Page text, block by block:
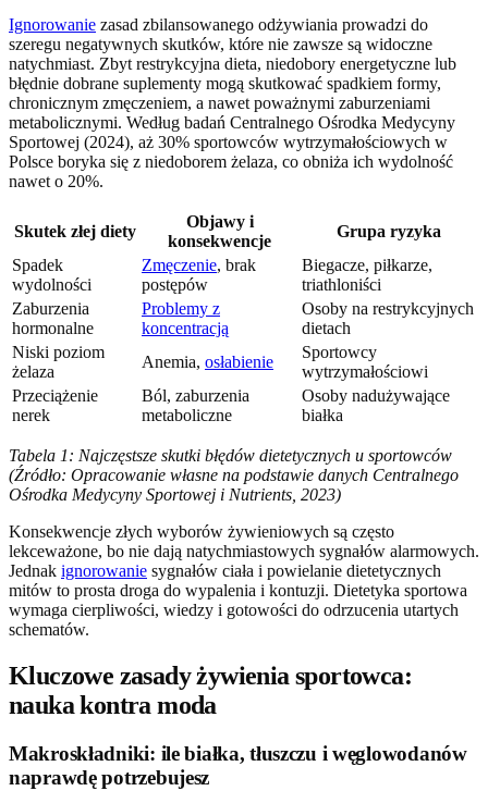
Ignorowanie zasad zbilansowanego odżywiania prowadzi do
szeregu negatywnych skutków, które nie zawsze są widoczne
natychmiast. Zbyt restrykcyjna dieta, niedobory energetyczne lub
błędnie dobrane suplementy mogą skutkować spadkiem formy,
chronicznym zmęczeniem, a nawet poważnymi zaburzeniami
metabolicznymi. Według badań Centralnego Ośrodka Medycyny
Sportowej (2024), aż 30% sportowców wytrzymałościowych w
Polsce boryka się z niedoborem żelaza, co obniża ich wydolność
nawet o 20%.
Skutek złej diety
Objawy i
konsekwencje
Grupa ryzyka
Spadek
wydolności
Zmęczenie, brak
postępów
Biegacze, piłkarze,
triathloniści
Zaburzenia
hormonalne
Problemy z
koncentracją
Osoby na restrykcyjnych
dietach
Niski poziom
żelaza
Anemia, osłabienie
Sportowcy
wytrzymałościowi
Przeciążenie
nerek
Ból, zaburzenia
metaboliczne
Osoby nadużywające
białka
Tabela 1: Najczęstsze skutki błędów dietetycznych u sportowców
(Źródło: Opracowanie własne na podstawie danych Centralnego
Ośrodka Medycyny Sportowej i Nutrients, 2023)
Konsekwencje złych wyborów żywieniowych są często
lekceważone, bo nie dają natychmiastowych sygnałów alarmowych.
Jednak ignorowanie sygnałów ciała i powielanie dietetycznych
mitów to prosta droga do wypalenia i kontuzji. Dietetyka sportowa
wymaga cierpliwości, wiedzy i gotowości do odrzucenia utartych
schematów.
Kluczowe zasady żywienia sportowca:
nauka kontra moda
Makroskładniki: ile białka, tłuszczu i węglowodanów
naprawdę potrzebujesz